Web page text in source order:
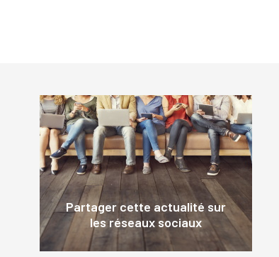
Partager cette actualité sur
les réseaux sociaux